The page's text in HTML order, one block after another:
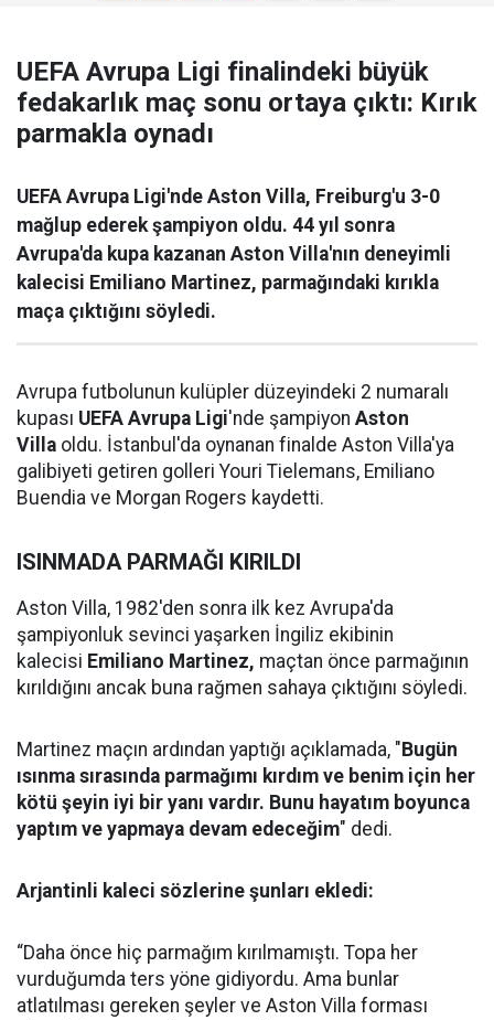
UEFA Avrupa Ligi finalindeki büyük
fedakarlık maç sonu ortaya çıktı: Kırık
parmakla oynadı
UEFA Avrupa Ligi'nde Aston Villa, Freiburg'u 3-0
mağlup ederek şampiyon oldu. 44 yıl sonra
Avrupa'da kupa kazanan Aston Villa'nın deneyimli
kalecisi Emiliano Martinez, parmağındaki kırıkla
maça çıktığını söyledi.
Avrupa futbolunun kulüpler düzeyindeki 2 numaralı
kupası UEFA Avrupa Ligi'nde şampiyon Aston
Villa oldu. İstanbul'da oynanan finalde Aston Villa'ya
galibiyeti getiren golleri Youri Tielemans, Emiliano
Buendia ve Morgan Rogers kaydetti.
ISINMADA PARMAĞI KIRILDI
Aston Villa, 1982'den sonra ilk kez Avrupa'da
şampiyonluk sevinci yaşarken İngiliz ekibinin
kalecisi Emiliano Martinez, maçtan önce parmağının
kırıldığını ancak buna rağmen sahaya çıktığını söyledi.
Martinez maçın ardından yaptığı açıklamada, " Bugün
ısınma sırasında parmağımı kırdım ve benim için her
kötü şeyin iyi bir yanı vardır. Bunu hayatım boyunca
yaptım ve yapmaya devam edeceğim" dedi.
Arjantinli kaleci sözlerine şunları ekledi:
“Daha önce hiç parmağım kırılmamıştı. Topa her
vurduğumda ters yöne gidiyordu. Ama bunlar
atlatılması gereken şeyler ve Aston Villa forması